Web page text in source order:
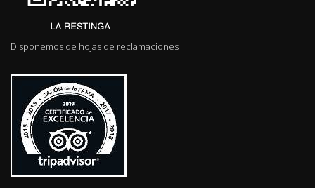
Disponemos de hojas de reclamaciones